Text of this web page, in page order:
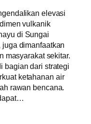
elevasi
vulkanik
di Sungai
dimanfaatkan
masyarakat sekitar.
bagian dari strategi
ketahanan air
rawan bencana.